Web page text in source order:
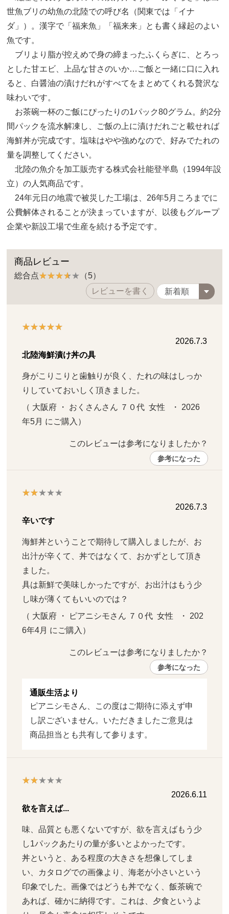
世魚ブリの幼魚の北陸での呼び名（関東では「イナ
ダ」）。漢字で「福来魚」「福来来」とも書く縁起のよい
魚です。
ブリより脂が控えめで身の締まったふくらぎに、とろっ
とした甘エビ、上品な甘さのいか…ご飯と一緒に口に入れ
ると、白醤油の漬けだれがすべてをまとめてくれる贅沢な
味わいです。
お茶碗一杯のご飯にぴったりの1パック80グラム。約2分
間パックを流水解凍し、ご飯の上に漬けだれごと載せれば
海鮮丼が完成です。塩味はやや強めなので、好みでたれの
量を調整してください。
北陸の魚介を加工販売する株式会社能登半島（1994年設
立）の人気商品です。
24年元日の地震で被災した工場は、26年5月ころまでに
公費解体されることが決まっていますが、以後もグループ
企業や新設工場で生産を続ける予定です。
商品レビュー
総合点
（5）
レビューを書く
2026.7.3
北陸海鮮漬け丼の具
身がこりこりと歯触りが良く、たれの味はしっか
りしていておいしく頂きました。
（ 大阪府 ・ おくさんさん ７０代  女性   ・ 2026
年5月 にご購入）
このレビューは参考になりましたか？
参考になった
2026.7.3
辛いです
海鮮丼ということで期待して購入しましたが、お
出汁が辛くて、丼ではなくて、おかずとして頂き
ました。
具は新鮮で美味しかったですが、お出汁はもう少
し味が薄くてもいいのでは？
（ 大阪府 ・ ピアニシモさん ７０代  女性   ・ 202
6年4月 にご購入）
このレビューは参考になりましたか？
参考になった
通販生活より
ピアニシモさん、この度はご期待に添えず申
し訳ございません。いただきましたご意見は
商品担当とも共有して参ります。
2026.6.11
欲を言えば...
味、品質とも悪くないですが、欲を言えばもう少
し1パックあたりの量が多いとよかったです。
丼というと、ある程度の大きさを想像してしま
い、カタログでの画像より、海老が小さいという
印象でした。画像ではどうも丼でなく、飯茶碗で
あれば、確かに納得です。これは、夕食というよ